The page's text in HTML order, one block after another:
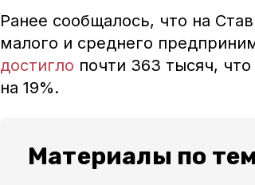
Ранее сообщалось, что на
малого и среднего
достигло почти 363 тысяч,
на 19%.
Материалы по